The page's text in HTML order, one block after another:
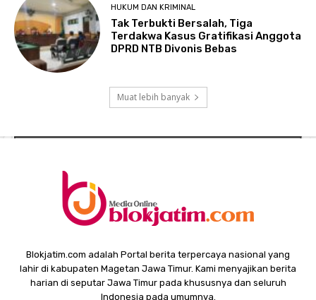
HUKUM DAN KRIMINAL
Tak Terbukti Bersalah, Tiga
Terdakwa Kasus Gratifikasi Anggota
DPRD NTB Divonis Bebas
Muat lebih banyak
Blokjatim.com adalah Portal berita terpercaya nasional yang
lahir di kabupaten Magetan Jawa Timur. Kami menyajikan berita
harian di seputar Jawa Timur pada khususnya dan seluruh
Indonesia pada umumnya.